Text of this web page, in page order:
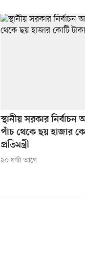
স্থানীয় সরকার
পাঁচ থেকে ছয় হাজার
প্রতিমন্ত্রী
২০ ঘণ্টা আগে